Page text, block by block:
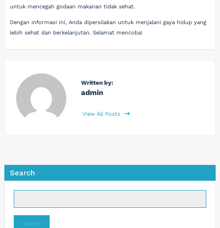
untuk mencegah godaan makanan tidak sehat.
Dengan informasi ini, Anda dipersilakan untuk menjalani gaya hidup yang
lebih sehat dan berkelanjutan. Selamat mencoba!
Written by:
admin
View All Posts
Search
Search